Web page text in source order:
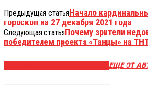
Предыдущая статьяНачало
гороскоп на 27 декабря 2021 года
Следующая статьяПочему зрители
победителем проекта «Танцы» на
ЕЩЕ ОТ